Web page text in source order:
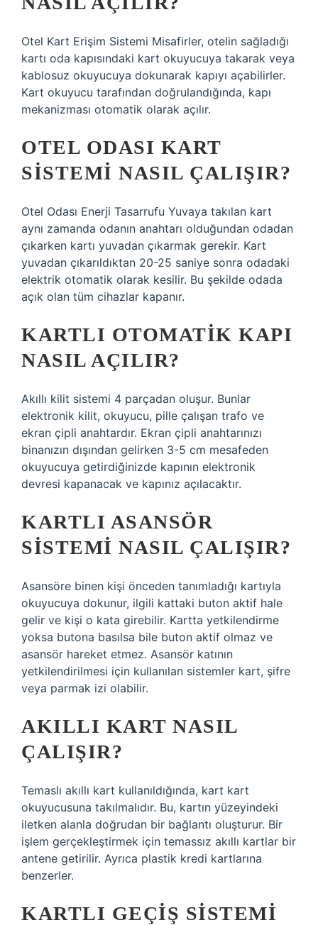
Otel Kart Erişim Sistemi Misafirler, otelin sağladığı
kartı oda kapısındaki kart okuyucuya takarak veya
kablosuz okuyucuya dokunarak kapıyı açabilirler.
Kart okuyucu tarafından doğrulandığında, kapı
mekanizması otomatik olarak açılır.
OTEL ODASI KART
SISTEMI NASIL ÇALIŞIR?
Otel Odası Enerji Tasarrufu Yuvaya takılan kart
aynı zamanda odanın anahtarı olduğundan odadan
çıkarken kartı yuvadan çıkarmak gerekir. Kart
yuvadan çıkarıldıktan 20-25 saniye sonra odadaki
elektrik otomatik olarak kesilir. Bu şekilde odada
açık olan tüm cihazlar kapanır.
KARTLI OTOMATIK KAPI
NASIL AÇILIR?
Akıllı kilit sistemi 4 parçadan oluşur. Bunlar
elektronik kilit, okuyucu, pille çalışan trafo ve
ekran çipli anahtardır. Ekran çipli anahtarınızı
binanızın dışından gelirken 3-5 cm mesafeden
okuyucuya getirdiğinizde kapının elektronik
devresi kapanacak ve kapınız açılacaktır.
KARTLI ASANSÖR
SISTEMI NASIL ÇALIŞIR?
Asansöre binen kişi önceden tanımladığı kartıyla
okuyucuya dokunur, ilgili kattaki buton aktif hale
gelir ve kişi o kata girebilir. Kartta yetkilendirme
yoksa butona basılsa bile buton aktif olmaz ve
asansör hareket etmez. Asansör katının
yetkilendirilmesi için kullanılan sistemler kart, şifre
veya parmak izi olabilir.
AKILLI KART NASIL
ÇALIŞIR?
Temaslı akıllı kart kullanıldığında, kart kart
okuyucusuna takılmalıdır. Bu, kartın yüzeyindeki
iletken alanla doğrudan bir bağlantı oluşturur. Bir
işlem gerçekleştirmek için temassız akıllı kartlar bir
antene getirilir. Ayrıca plastik kredi kartlarına
benzerler.
KARTLI GEÇIŞ SISTEMI